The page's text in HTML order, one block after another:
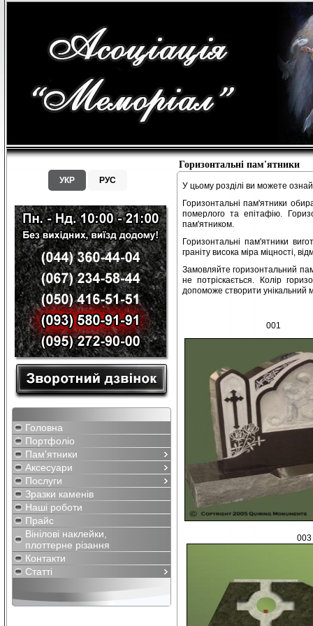
УКР РУС
Головна
Портфоліо
Пам'ятники
Аксесуари
Послуги
Зразки каменів
Наші роботи
Прайс
Вінілові наклейки,
плоттерне різання
Контакти
Статті
Горизонтальні пам'ятники
У цьому розділі ви можете
Горизонтальні пам'ятники
померлого та епітафію.
пам'ятником.
Горизонтальні пам'ятники
граніту висока міра міцності,
Замовляйте горизонтальний
не потріскається. Колір
допоможе створити унікальний
003